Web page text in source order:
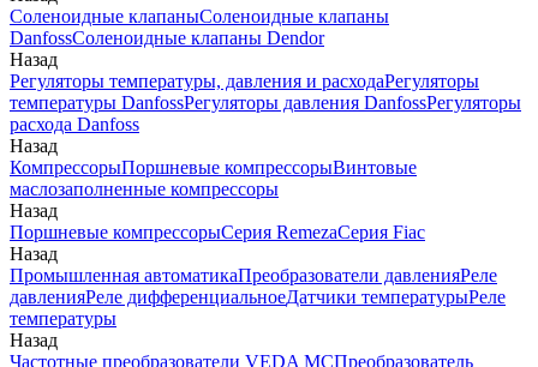
Соленоидные клапаныСоленоидные клапаны
DanfossСоленоидные клапаны Dendor
Назад
Регуляторы температуры, давления и расходаРегуляторы
температуры DanfossРегуляторы давления DanfossРегуляторы
расхода Danfoss
Назад
КомпрессорыПоршневые компрессорыВинтовые
маслозаполненные компрессоры
Назад
Поршневые компрессорыСерия RemezaСерия Fiac
Назад
Промышленная автоматикаПреобразователи давленияРеле
давленияРеле дифференциальноеДатчики температурыРеле
температуры
Назад
Частотные преобразователи VEDA MCПреобразователь